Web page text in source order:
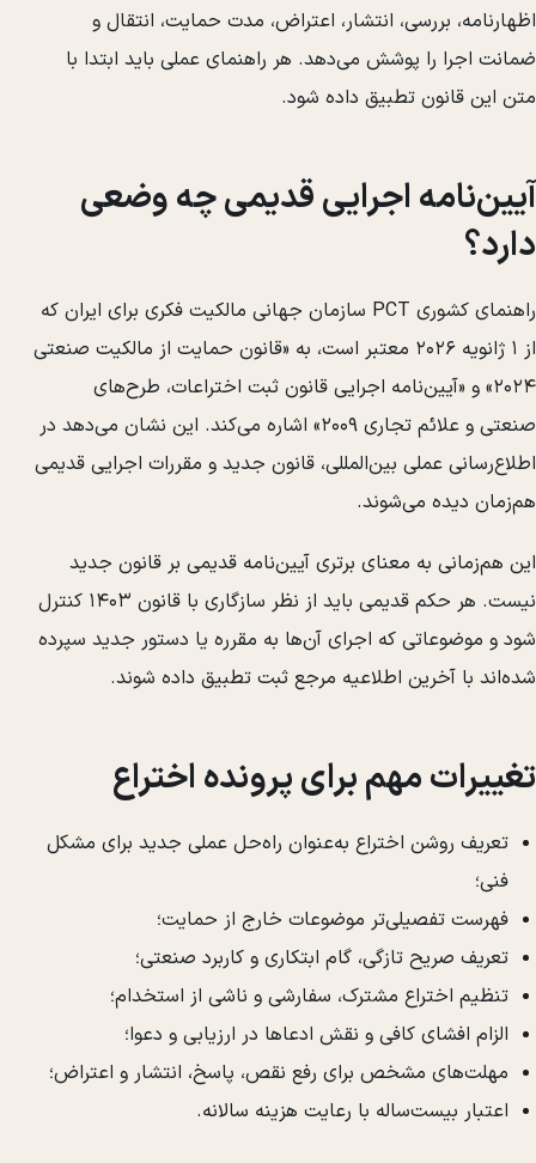
اظهارنامه، بررسی، انتشار، اعتراض، مدت حمایت، انتقال و
ضمانت اجرا را پوشش می‌دهد. هر راهنمای عملی باید ابتدا با
متن این قانون تطبیق داده شود.
آیین‌نامه اجرایی قدیمی چه وضعی
دارد؟
راهنمای کشوری PCT سازمان جهانی مالکیت فکری برای ایران که
از ۱ ژانویه ۲۰۲۶ معتبر است، به «قانون حمایت از مالکیت صنعتی
۲۰۲۴» و «آیین‌نامه اجرایی قانون ثبت اختراعات، طرح‌های
صنعتی و علائم تجاری ۲۰۰۹» اشاره می‌کند. این نشان می‌دهد در
اطلاع‌رسانی عملی بین‌المللی، قانون جدید و مقررات اجرایی قدیمی
هم‌زمان دیده می‌شوند.
این هم‌زمانی به معنای برتری آیین‌نامه قدیمی بر قانون جدید
نیست. هر حکم قدیمی باید از نظر سازگاری با قانون ۱۴۰۳ کنترل
شود و موضوعاتی که اجرای آن‌ها به مقرره یا دستور جدید سپرده
شده‌اند با آخرین اطلاعیه مرجع ثبت تطبیق داده شوند.
تغییرات مهم برای پرونده اختراع
تعریف روشن اختراع به‌عنوان راه‌حل عملی جدید برای مشکل
فنی؛
فهرست تفصیلی‌تر موضوعات خارج از حمایت؛
تعریف صریح تازگی، گام ابتکاری و کاربرد صنعتی؛
تنظیم اختراع مشترک، سفارشی و ناشی از استخدام؛
الزام افشای کافی و نقش ادعاها در ارزیابی و دعوا؛
مهلت‌های مشخص برای رفع نقص، پاسخ، انتشار و اعتراض؛
اعتبار بیست‌ساله با رعایت هزینه سالانه.